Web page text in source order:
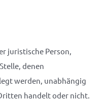
juristische Person,
denen
werden, unabhängig
handelt oder nicht.